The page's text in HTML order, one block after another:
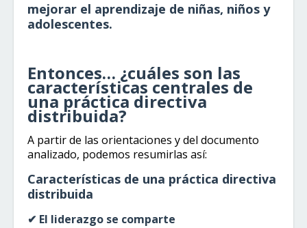
mejorar el aprendizaje de niñas, niños y
adolescentes.
Entonces… ¿cuáles son las
características centrales de
una práctica directiva
distribuida?
A partir de las orientaciones y del documento
analizado, podemos resumirlas así:
Características de una práctica directiva
distribuida
✔ El liderazgo se comparte